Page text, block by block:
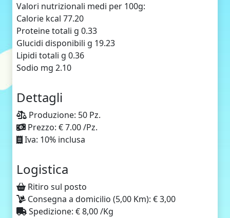
Valori nutrizionali medi per 100g:
Calorie kcal 77.20
Proteine totali g 0.33
Glucidi disponibili g 19.23
Lipidi totali g 0.36
Sodio mg 2.10
Dettagli
Produzione: 50 Pz.
Prezzo: € 7.00 /Pz.
Iva: 10% inclusa
Logistica
Ritiro sul posto
Consegna a domicilio (5,00 Km): € 3,00
Spedizione: € 8,00 /Kg